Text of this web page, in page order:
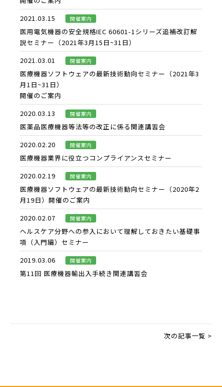
2021.03.15
開催案内​
医用電気機器の安全規格IEC 60601-1シリーズ追補改訂解
説セミナー（2021年3月15日~31日）
2021.03.01
開催案内​
医療機器ソフトウェアの最新技術動向セミナー（2021年3
月1日~31日）
開催のご案内
2020.03.13
開催案内​
医薬品医療機器等法等の改正に係る関連講習会
2020.02.20
開催案内​
医療機器業界に役立つコンプライアンスセミナー
2020.02.19
開催案内​
医療機器ソフトウェアの最新技術動向セミナー（2020年2
月19日）開催のご案内
2020.02.07
開催案内​
ヘルスケア分野への参入において理解しておきたい基礎事
項（入門編）セミナー
2019.03.06
開催案内​
第11回 医療機器輸出入手続き関連講習会
次の記事一覧 >